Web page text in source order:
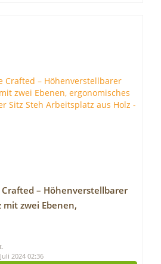
– Höhenverstellbarer
zwei Ebenen,
nachhaltiger Sitz Steh
2024 02:36